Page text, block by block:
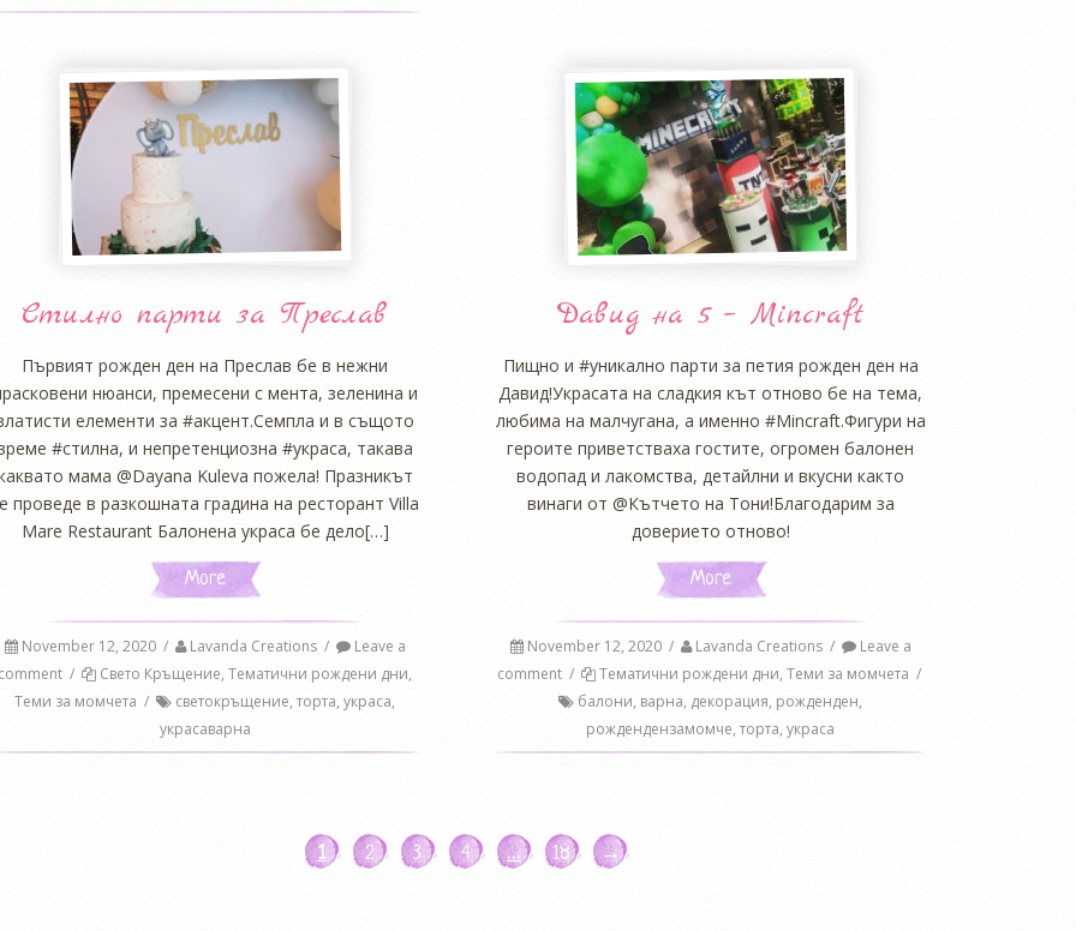
Стилно парти за Преслав
Първият рожден ден на Преслав бе в нежни
нюанси, премесени с мента, зеленина и
елементи за #акцент.Семпла и в същото
#стилна, и непретенциозна #украса, такава
мама @Dayana Kuleva пожела! Празникът
проведе в разкошната градина на ресторант Villa
Mare Restaurant Балонена украса бе дело[…]
More
November 12, 2020 / Lavanda Creations /
Leave a
/ Свето Кръщение,Тематични рождени дни,
Теми за момчета / светокръщение,торта,украса,
украсаварна
Давид на 5 – Mincraft
Пищно и #уникално парти за петия рожден ден на
Давид!Украсата на сладкия кът отново бе на тема,
любима на малчугана, а именно #Mincraft.Фигури на
героите приветстваха гостите, огромен балонен
водопад и лакомства, детайлни и вкусни както
винаги от @Кътчето на Тони!Благодарим за
доверието отново!
More
November 12, 2020 / Lavanda Creations /
Leave a
comment / Тематични рождени дни, Теми за момчета /
балони, варна, декорация, рожденден,
рождендензамомче,торта,украса
1 2 3 4 … 18 →